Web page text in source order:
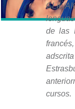
CLIL/
de las
cursos.